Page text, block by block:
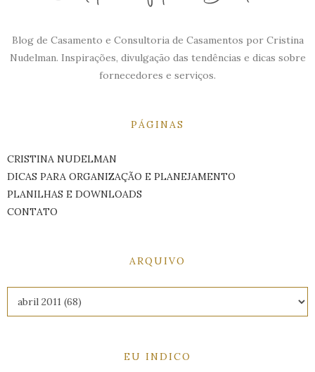
Blog de Casamento e Consultoria de Casamentos por Cristina
Nudelman. Inspirações, divulgação das tendências e dicas sobre
fornecedores e serviços.
PÁGINAS
CRISTINA NUDELMAN
DICAS PARA ORGANIZAÇÃO E PLANEJAMENTO
PLANILHAS E DOWNLOADS
CONTATO
ARQUIVO
EU INDICO